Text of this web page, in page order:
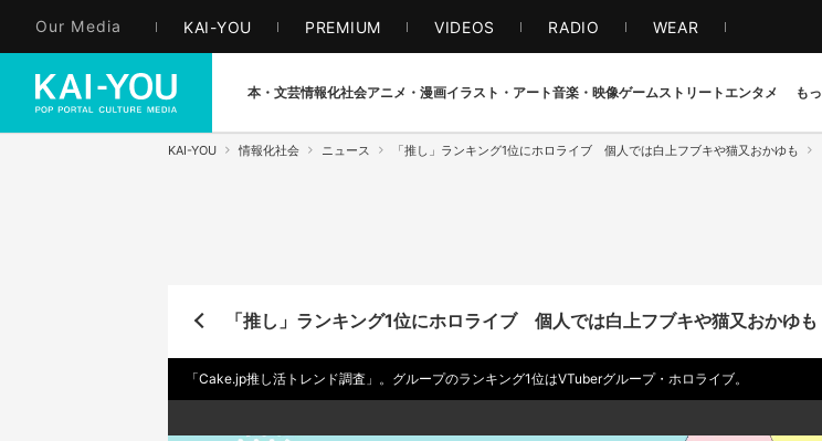
Our Media KAI-YOU PREMIUM VIDEOS RADIO WEAR
本・文芸情報化社会アニメ・漫画イラスト・アート音楽・映像ゲームストリート エンタメ も
KAI-YOU 情報化社会 ニュース 「推し」ランキング1位にホロライブ 個人では白上フブキや猫又おかゆも
「推し」ランキング1位にホロライブ 個人では白上フブキや猫又おかゆも
「Cake.jp推し活トレンド調査」。グループのランキング1位はVTuberグループ・ホロライブ。